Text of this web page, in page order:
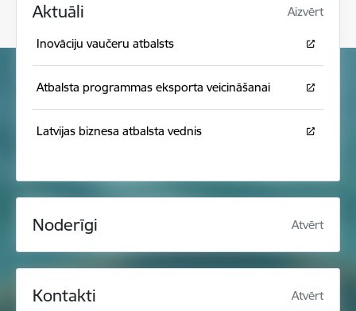
Aktuāli Aizvērt
Inovāciju vaučeru atbalsts
Atbalsta programmas eksporta veicināšanai
Latvijas biznesa atbalsta vednis
Noderīgi Atvērt
Kontakti Atvērt